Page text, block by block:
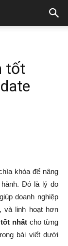
tốt
khóa để nâng
Đó là lý do
doanh nghiệp
và linh hoạt hơn
nhất cho từng
bài viết dưới